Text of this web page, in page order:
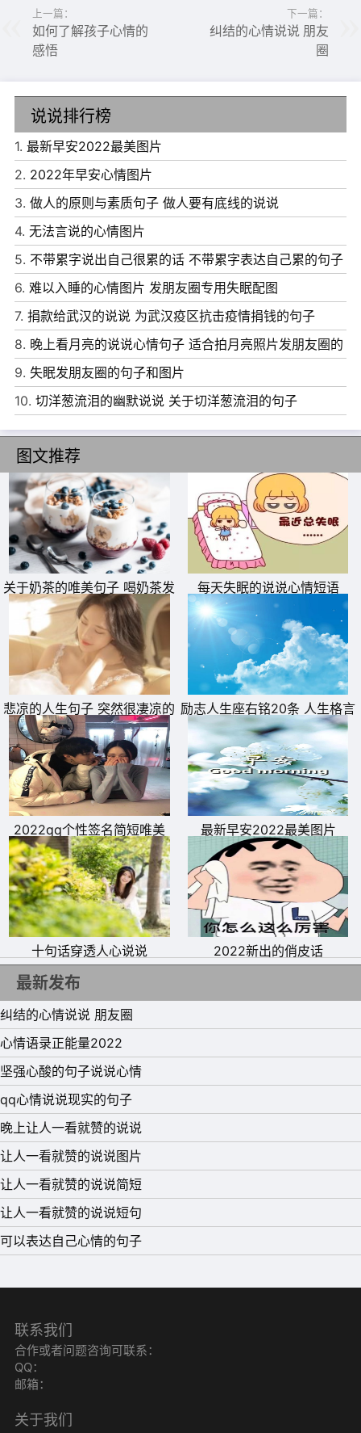
某一天厌倦了。
6、不是世界选择了你，是你选择了这个世界。既然无处可
躲，不如傻乐。既然无处可逃，不如喜悦。
7、黄泥块，下一场雨就能凝结;而玉石琥珀，要在地下埋藏
千百万年才会被大地孕育而成。黄泥块一踩就碎，玉石琥珀
成为艺术品万年流传。
8、据说人每隔七年就会变成一个全新的自己，成长的路上
我们要抛弃多少个从前的自己，才可以获得此时全新的自
我。
9、没必要委屈自己去讨好任何人。做人其实很简单。只要
你把我当回事。你的事就是我的事。
10、 最让人安心的不是有很多人追你，而是有一个不论怎
么样都不离开的你人。
11、亲爱的，又是新的一天，愿美丽的阳光美丽你的心情，
好运与你相伴行。不忙碌，不烦恼，绽放你的微笑，感受生
活的美好，把幸福紧紧拥抱。
12、一个人选择闭口不言，说明失望已经替代了所有的爱
意。沉默，是她对这段感情最后的交待，也预兆着她将决绝
的离开。
13、相信自己，找准自己的位置，你同样可以拥有一个有价
值的人生。
15、生活有两大误区：一是活给别人看，二是看别人生活。
其实，只要自己觉得幸福就行，用不着向别人证明什么;也
不要光顾着看别人，走错了自己脚下的路。
上一篇：
如何了解孩子心情的
感悟
下一篇：
纠结的心情说说 朋友
圈
说说排行榜
1. 最新早安2022最美图片
2. 2022年早安心情图片
3. 做人的原则与素质句子 做人要有底线的说说
4. 无法言说的心情图片
5. 不带累字说出自己很累的话 不带累字表达自己累的句子
6. 难以入睡的心情图片 发朋友圈专用失眠配图
7. 捐款给武汉的说说 为武汉疫区抗击疫情捐钱的句子
8. 晚上看月亮的说说心情句子 适合拍月亮照片发朋友圈的
文案
9. 失眠发朋友圈的句子和图片
10. 切洋葱流泪的幽默说说 关于切洋葱流泪的句子
图文推荐
关于奶茶的唯美句子 喝奶茶发
朋友圈的说说
每天失眠的说说心情短语
悲凉的人生句子 突然很凄凉的
说说
励志人生座右铭20条 人生格言
励志短句欣赏
2022qq个性签名简短唯美 最新早安2022最美图片
十句话穿透人心说说 2022新出的俏皮话
最新发布
纠结的心情说说 朋友圈
心情语录正能量2022
坚强心酸的句子说说心情
qq心情说说现实的句子
晚上让人一看就赞的说说
让人一看就赞的说说图片
让人一看就赞的说说简短
让人一看就赞的说说短句
可以表达自己心情的句子
联系我们
合作或者问题咨询可联系：
QQ：
邮箱：
关于我们